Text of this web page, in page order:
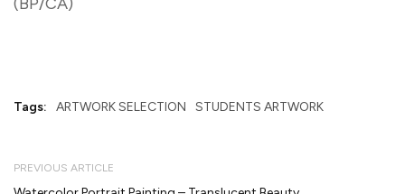
Tags: ARTWORK SELECTION STUDENTS ARTWORK
PREVIOUS ARTICLE